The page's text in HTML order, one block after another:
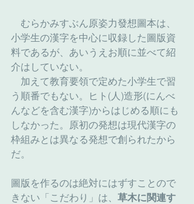
むらかみすぶん原姿力發想圖本は、
小学生の漢字を中心に収録した圖版資
料であるが、あいうえお順に並べて紹
介はしていない。
加えて教育要領で定めた小学生で習
う順番でもない。ヒト(人)造形(にんべ
んなどを含む漢字)からはじめる順にも
しなかった。原初の発想は現代漢字の
枠組みとは異なる発想で創られたから
だ。
圖版を作るのは絶対にはずすことので
きない「こだわり」は、 草木に関連す